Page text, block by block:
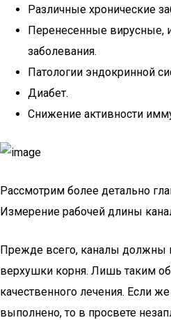
Различные хронические
Перенесенные вирусные,
заболевания.
Патологии эндокринной
Диабет.
Снижение активности
Рассмотрим более детально
Измерение рабочей длины
Прежде всего, каналы должны
верхушки корня. Лишь таким
качественного лечения. Если
выполнено, то в просвете